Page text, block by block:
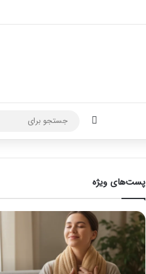
تغییر پوسته
پست‌های ویژه
ماساژ
برای
بهبود
تمرکز
ذهنی؛